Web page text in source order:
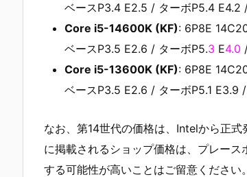
ベースP3.4 E2.5 / ターボP5.4 E4.2
Core i5-14600K (KF): 6P8E
ベースP3.5 E2.6 / ターボP5.3 E4.0
Core i5-13600K (KF): 6P8E
ベースP3.5 E2.6 / ターボP5.1 E3.9
なお、第14世代の価格は、Intelから正
に掲載されるショップ価格は、プレー
する可能性が高いことはご留意ください。